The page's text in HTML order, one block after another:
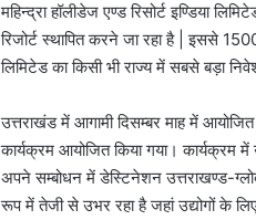
महिन्द्रा हॉलीडेज एण्ड रिसोर्ट इण्डिया
रिजोर्ट स्थापित करने जा रहा है | इससे
लिमिटेड का किसी भी राज्य में सबसे बड़ा
उत्तराखंड में आगामी दिसम्बर माह में
कार्यक्रम आयोजित किया गया। कार्यक्रम
अपने सम्बोधन में डेस्टिनेशन उत्तराखण्ड-
रूप में तेजी से उभर रहा है जहां उद्योगों के